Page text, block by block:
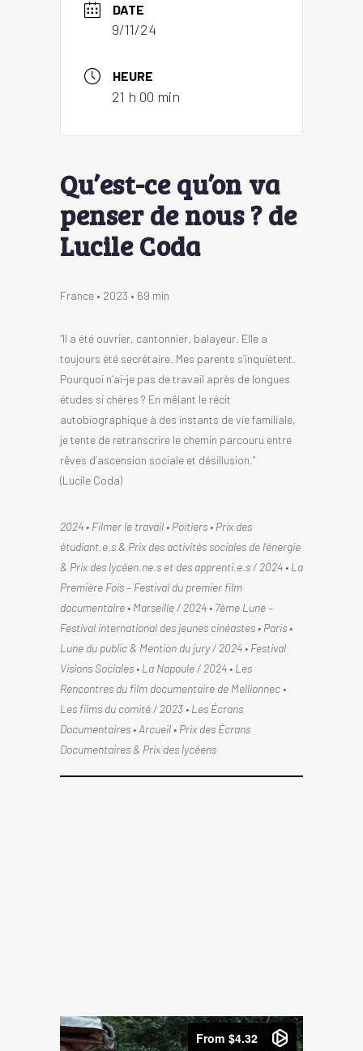
DATE
9/11/24
HEURE
21 h 00 min
Qu’est-ce qu’on va
penser de nous ? de
Lucile Coda
France • 2023 • 69 min
“Il a été ouvrier, cantonnier, balayeur. Elle a
toujours été secrétaire. Mes parents s’inquiètent.
Pourquoi n’ai-je pas de travail après de longues
études si chères ? En mêlant le récit
autobiographique à des instants de vie familiale,
je tente de retranscrire le chemin parcouru entre
rêves d’ascension sociale et désillusion.”
(Lucile Coda)
2024 • Filmer le travail • Poitiers • Prix des
étudiant.e.s & Prix des activités sociales de l’énergie
& Prix des lycéen.ne.s et des apprenti.e.s / 2024 • La
Première Fois – Festival du premier film
documentaire • Marseille / 2024 • 7ème Lune –
Festival international des jeunes cinéastes • Paris •
Lune du public & Mention du jury / 2024 • Festival
Visions Sociales • La Napoule / 2024 • Les
Rencontres du film documentaire de Mellionnec •
Les films du comité / 2023 • Les Écrans
Documentaires • Arcueil • Prix des Écrans
Documentaires & Prix des lycéens